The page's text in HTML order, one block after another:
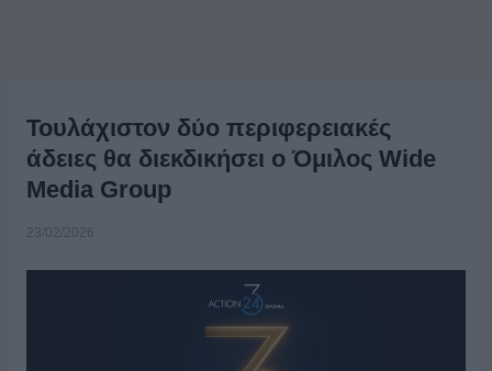
Τουλάχιστον δύο περιφερειακές
άδειες θα διεκδικήσει ο Όμιλος Wide
Media Group
23/02/2026